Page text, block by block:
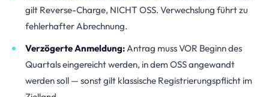
gilt Reverse-Charge, NICHT OSS. Verwechslung führt zu
fehlerhafter Abrechnung.
Verzögerte Anmeldung:Antrag muss VOR Beginn des
Quartals eingereicht werden, in dem OSS angewandt
werden soll — sonst gilt klassische Registrierungspflicht im